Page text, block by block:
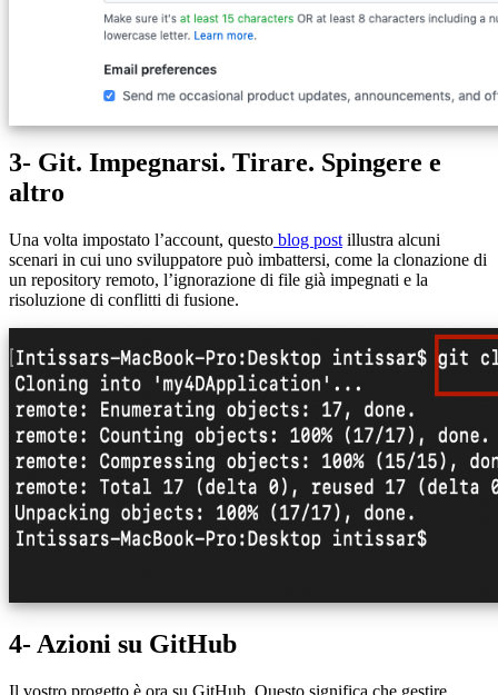
3- Git. Impegnarsi. Tirare. Spingere e
altro
Una volta impostato l’account, questo blog post illustra alcuni
scenari in cui uno sviluppatore può imbattersi, come la clonazione di
un repository remoto, l’ignorazione di file già impegnati e la
risoluzione di conflitti di fusione.
4- Azioni su GitHub
Il vostro progetto è ora su GitHub. Questo significa che gestire